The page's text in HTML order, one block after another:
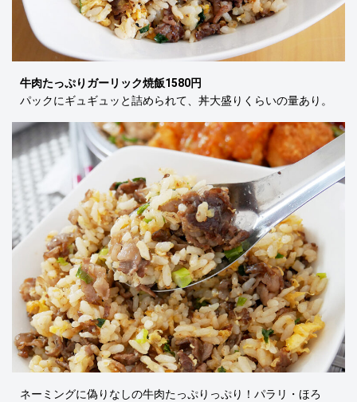
牛肉たっぷりガーリック焼飯1580円
パックにギュギュッと詰められて、丼大盛りくらいの量あり。
ネーミングに偽りなしの牛肉たっぷりっぷり！パラリ・ほろ